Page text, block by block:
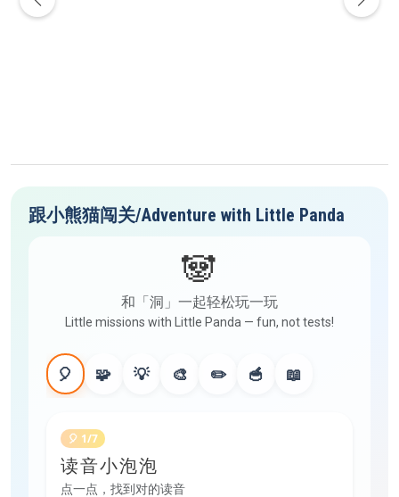
跟小熊猫闯关/Adventure with Little Panda
🐼
和「洞」一起轻松玩一玩
Little missions with Little Panda — fun, not tests!
🎈 🧩 💡 🎨 ✏️ 🥣 📖
🎈 1/7
读音小泡泡
点一点，找到对的读音